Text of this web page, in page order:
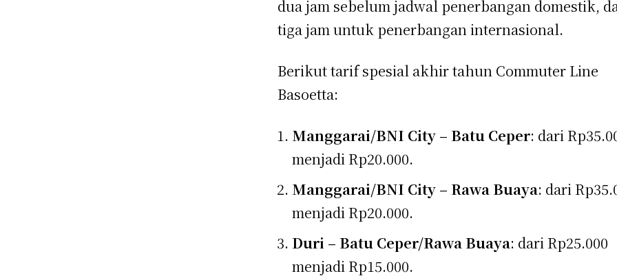
dua jam sebelum jadwal penerbangan domestik,
tiga jam untuk penerbangan internasional.
Berikut tarif spesial akhir tahun Commuter Line
Basoetta:
Manggarai/BNI City – Batu Ceper: dari
menjadi Rp20.000.
Manggarai/BNI City – Rawa Buaya: dari
menjadi Rp20.000.
Duri – Batu Ceper/Rawa Buaya: dari Rp25.000
menjadi Rp15.000.